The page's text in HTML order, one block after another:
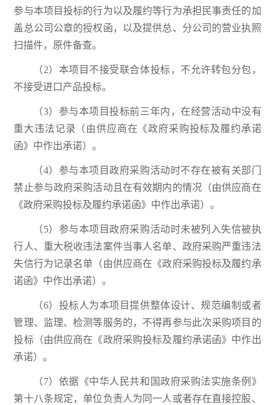
参与本项目投标的行为以及履约等行为承担民事责任的加
盖总公司公章的授权函，以及提供总、分公司的营业执照
扫描件，原件备查。
（2）本项目不接受联合体投标，不允许转包分包，
不接受进口产品投标。
（3）参与本项目投标前三年内，在经营活动中没有
重大违法记录（由供应商在《政府采购投标及履约承诺
函》中作出承诺）。
（4）参与本项目政府采购活动时不存在被有关部门
禁止参与政府采购活动且在有效期内的情况（由供应商在
《政府采购投标及履约承诺函》中作出承诺）。
（5）参与本项目政府采购活动时未被列入失信被执
行人、重大税收违法案件当事人名单、政府采购严重违法
失信行为记录名单（由供应商在《政府采购投标及履约承
诺函》中作出承诺）。
（6）投标人为本项目提供整体设计、规范编制或者
管理、监理、检测等服务的，不得再参与此次采购项目的
投标（由供应商在《政府采购投标及履约承诺函》中作出
承诺）。
（7）依据《中华人民共和国政府采购法实施条例》
第十八条规定，单位负责人为同一人或者存在直接控股、